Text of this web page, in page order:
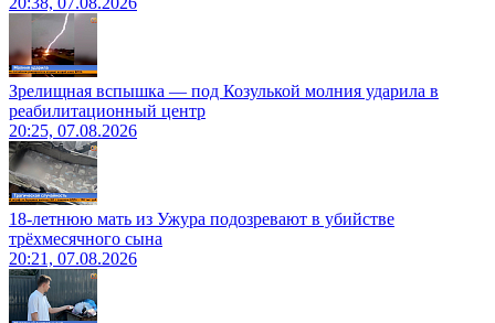
Зрелищная вспышка — под Козулькой молния ударила в
реабилитационный центр
20:25, 07.08.2026
18-летнюю мать из Ужура подозревают в убийстве
трёхмесячного сына
20:21, 07.08.2026